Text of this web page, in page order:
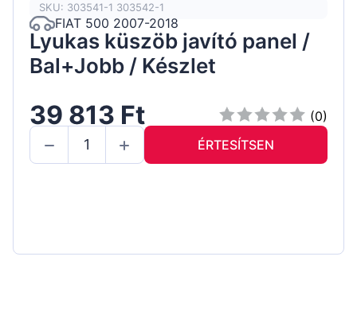
SKU: 303541-1 303542-1
FIAT 500 2007-2018
Lyukas küszöb javító panel /
Bal+Jobb / Készlet
39 813 Ft
(0)
ÉRTESÍTSEN